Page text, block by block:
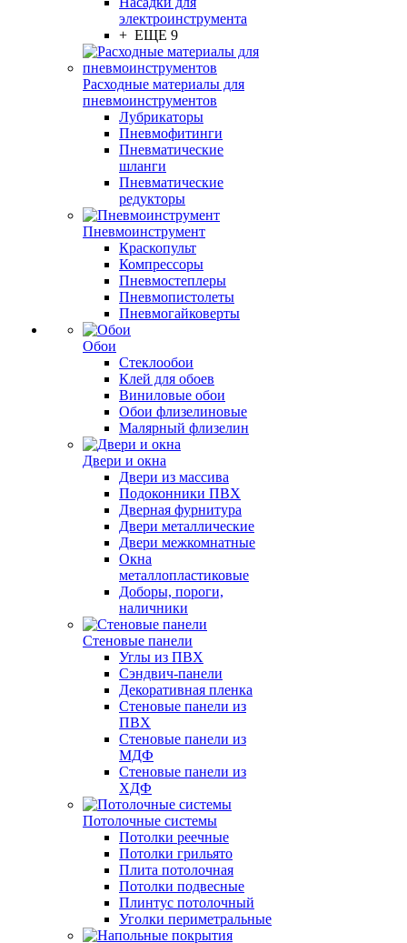
электроинструмента
+ ЕЩЕ 9
Расходные материалы для
пневмоинструментов
Лубрикаторы
Пневмофитинги
Пневматические
шланги
Пневматические
редукторы
Пневмоинструмент
Краскопульт
Компрессоры
Пневмостеплеры
Пневмопистолеты
Пневмогайковерты
Обои
Стеклообои
Клей для обоев
Виниловые обои
Обои флизелиновые
Малярный флизелин
Двери и окна
Двери из массива
Подоконники ПВХ
Дверная фурнитура
Двери металлические
Двери межкомнатные
Окна
металлопластиковые
Доборы, пороги,
наличники
Стеновые панели
Углы из ПВХ
Сэндвич-панели
Декоративная пленка
Стеновые панели из
ПВХ
Стеновые панели из
МДФ
Стеновые панели из
ХДФ
Потолочные системы
Потолки реечные
Потолки грильято
Плита потолочная
Потолки подвесные
Плинтус потолочный
Уголки периметральные